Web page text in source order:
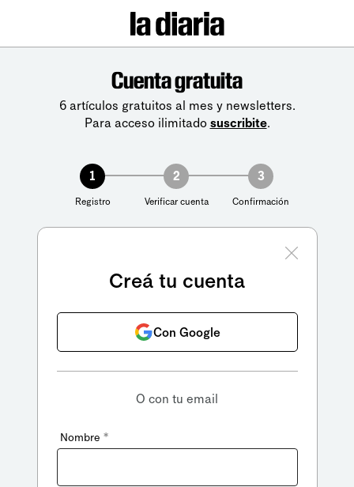
Cuenta gratuita
6 artículos gratuitos al mes y newsletters.
Para acceso ilimitado suscribite.
1
Registro
2
Verificar cuenta
3
Confirmación
Creá tu cuenta
Con Google
O con tu email
Nombre *